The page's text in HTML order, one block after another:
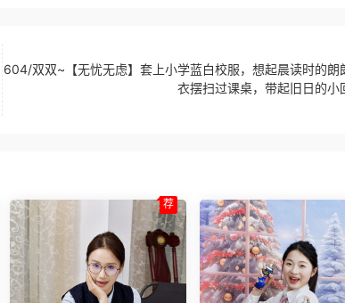
604/双双~【无忧无虑】套上小学蓝白校服，想起晨读时的朗
衣摆扫过课桌，带起旧日的小
荐